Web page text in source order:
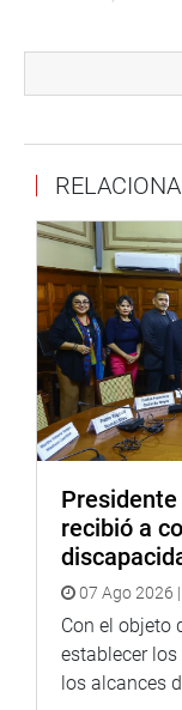
buena propuesta
resolver los
Los legisladores
Gálvez (PP),
País),
comisiones
OFICINA DE
recibió a
07 Ago 2026
Con el objeto
establecer
los alcances